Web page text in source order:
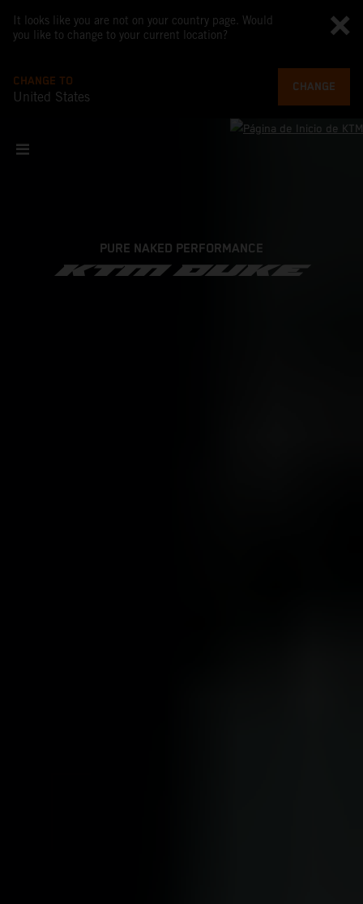
It looks like you are not on your country page. Would
you like to change to your current location?
CHANGE TO
United States
CHANGE
PURE NAKED PERFORMANCE
KTM DUKE